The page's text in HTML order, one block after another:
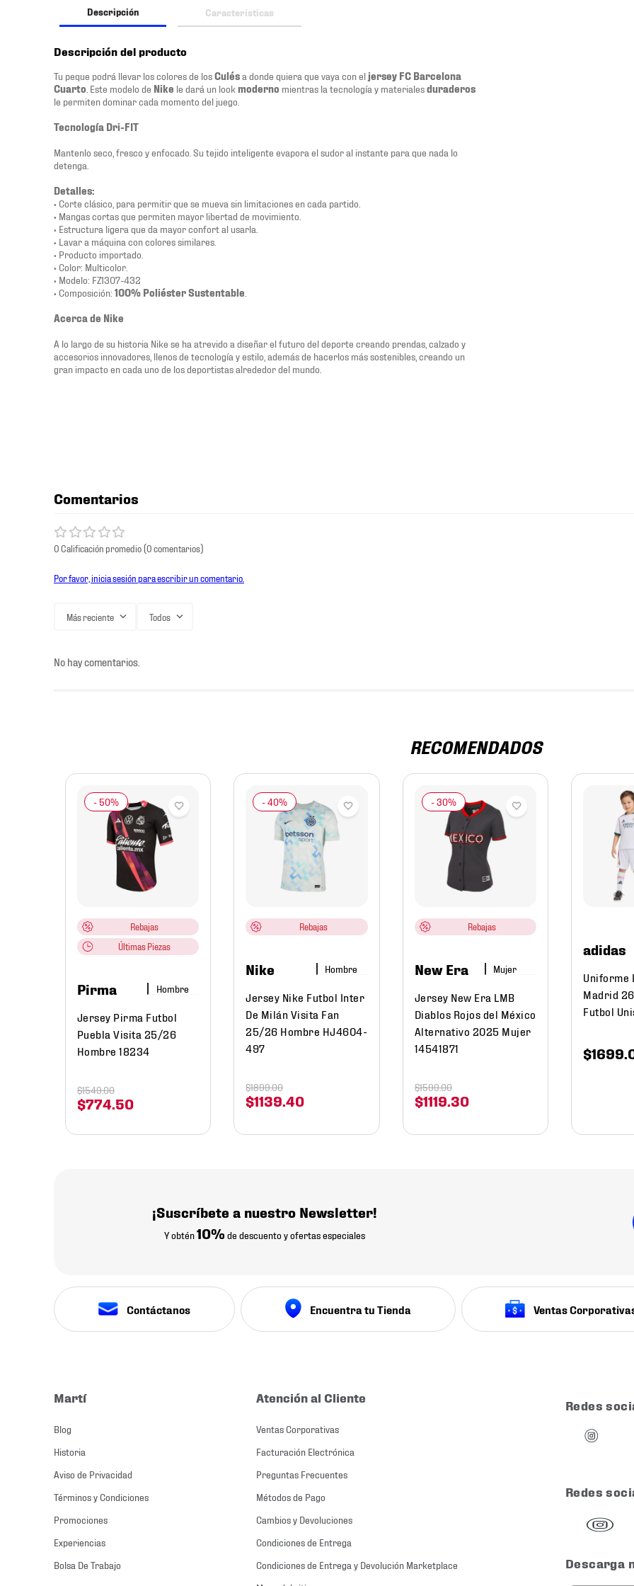
Descripción Características
Descripción del producto
Tu peque podrá llevar los colores de losCulésa donde quiera que vaya con el jersey FC Barcelona
Cuarto . Este modelo de Nike le dará un look moderno mientras la tecnología y materialesduraderos
le permiten dominar cada momento del juego.
Tecnología Dri-FIT
Mantenlo seco, fresco y enfocado. Su tejido inteligente evapora el sudor al instante para que nada lo
detenga.
Detalles:
• Corte clásico, para permitir que se mueva sin limitaciones en cada partido.
• Mangas cortas que permiten mayor libertad de movimiento.
• Estructura ligera que da mayor confort al usarla.
• Lavar a máquina con colores similares.
• Producto importado.
• Color: Multicolor.
• Modelo: FZ1307-432
• Composición: 100% Poliéster Sustentable
Acerca de Nike
A lo largo de su historia Nike se ha atrevido a diseñar el futuro del deporte creando prendas, calzado y
accesorios innovadores, llenos de tecnología y estilo, además de hacerlos más sostenibles, creando un
gran impacto en cada uno de los deportistas alrededor del mundo.
Comentarios
0 Calificación promedio(0 comentarios)
Por favor, inicia sesión para escribir un comentario.
Más reciente Todos
No hay comentarios.
RECOMENDADOS
Rebajas
Últimas Piezas
Pirma Hombre
Jersey Pirma Futbol
Puebla Visita 25/26
Hombre 18234
$774.50
$1549.00
Rebajas
Nike Hombre
Jersey Nike Futbol Inter
De Milán Visita Fan
25/26 Hombre HJ4604-
497
$1139.40
$1899.00
Rebajas
New Era Mujer
Jersey New Era LMB
Diablos Rojos del México
Alternativo 2025 Mujer
14541871
$1119.30
$1599.00
adidas
Uniforme
Madrid
Futbol
$1699.
¡Suscríbete a nuestro Newsletter!
Y obtén10% de descuento y ofertas especiales
Contáctanos Encuentra tu Tienda Ventas
Martí
Blog
Historia
Aviso de Privacidad
Términos y Condiciones
Promociones
Experiencias
Bolsa De Trabajo
Atención al Cliente
Ventas Corporativas
Facturación Electrónica
Preguntas Frecuentes
Métodos de Pago
Cambios y Devoluciones
Condiciones de Entrega
Condiciones de Entrega y Devolución Marketplace
Redes
Redes
Descarga